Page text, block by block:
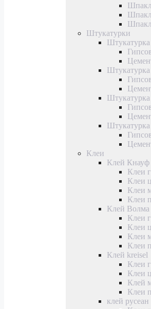
Штукатурки
Штукатурка
Штукатурка
Клеи
Клей Кнауф
Клеи
Клеи
Клеи
Клеи
Клей Волма
Клеи
Клеи
Клеи
Клеи
Клей kreisel
Клеи
Клеи
Клей
Клеи
клей русеан